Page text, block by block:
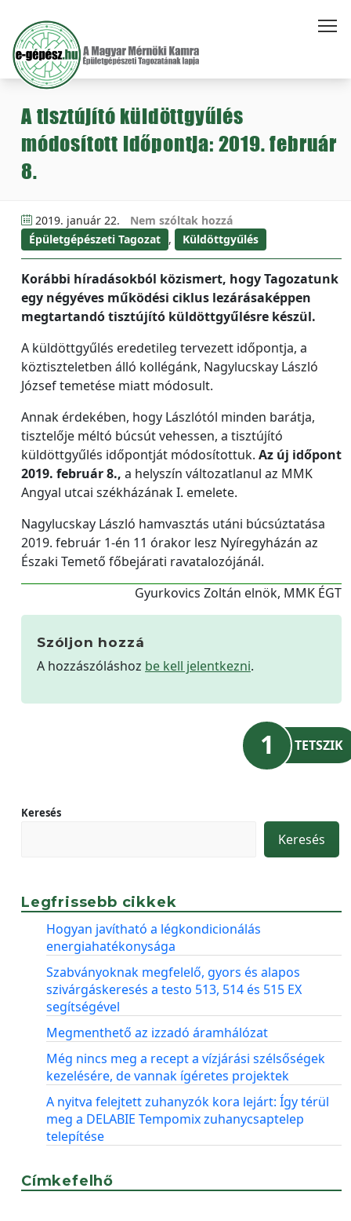
A tisztújító küldöttgyűlés
módosított időpontja: 2019. február
8.
2019. január 22.
Nem szóltak hozzá
Épületgépészeti Tagozat , Küldöttgyűlés
Korábbi híradásokból közismert, hogy Tagozatunk
egy négyéves működési ciklus lezárásaképpen
megtartandó tisztújító küldöttgyűlésre készül.
A küldöttgyűlés eredetileg tervezett időpontja, a
köztiszteletben álló kollégánk, Nagylucskay László
József temetése miatt módosult.
Annak érdekében, hogy Lászlótól minden barátja,
tisztelője méltó búcsút vehessen, a tisztújító
küldöttgyűlés időpontját módosítottuk. Az új időpont
2019. február 8., a helyszín változatlanul az MMK
Angyal utcai székházának I. emelete.
Nagylucskay László hamvasztás utáni búcsúztatása
2019. február 1-én 11 órakor lesz Nyíregyházán az
Északi Temető főbejárati ravatalozójánál.
Gyurkovics Zoltán elnök, MMK ÉGT
Szóljon hozzá
A hozzászóláshoz be kell jelentkezni.
1 TETSZIK
Keresés
Keresés
Legfrissebb cikkek
Hogyan javítható a légkondicionálás
energiahatékonysága
Szabványoknak megfelelő, gyors és alapos
szivárgáskeresés a testo 513, 514 és 515 EX
segítségével
Megmenthető az izzadó áramhálózat
Még nincs meg a recept a vízjárási szélsőségek
kezelésére, de vannak ígéretes projektek
A nyitva felejtett zuhanyzók kora lejárt: Így térül
meg a DELABIE Tempomix zuhanycsaptelep
telepítése
Címkefelhő